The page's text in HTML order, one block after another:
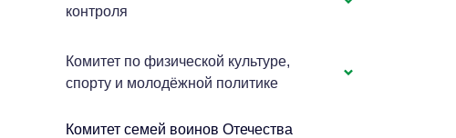
контроля
Комитет по физической культуре,
спорту и молодёжной политике
Комитет семей воинов Отечества